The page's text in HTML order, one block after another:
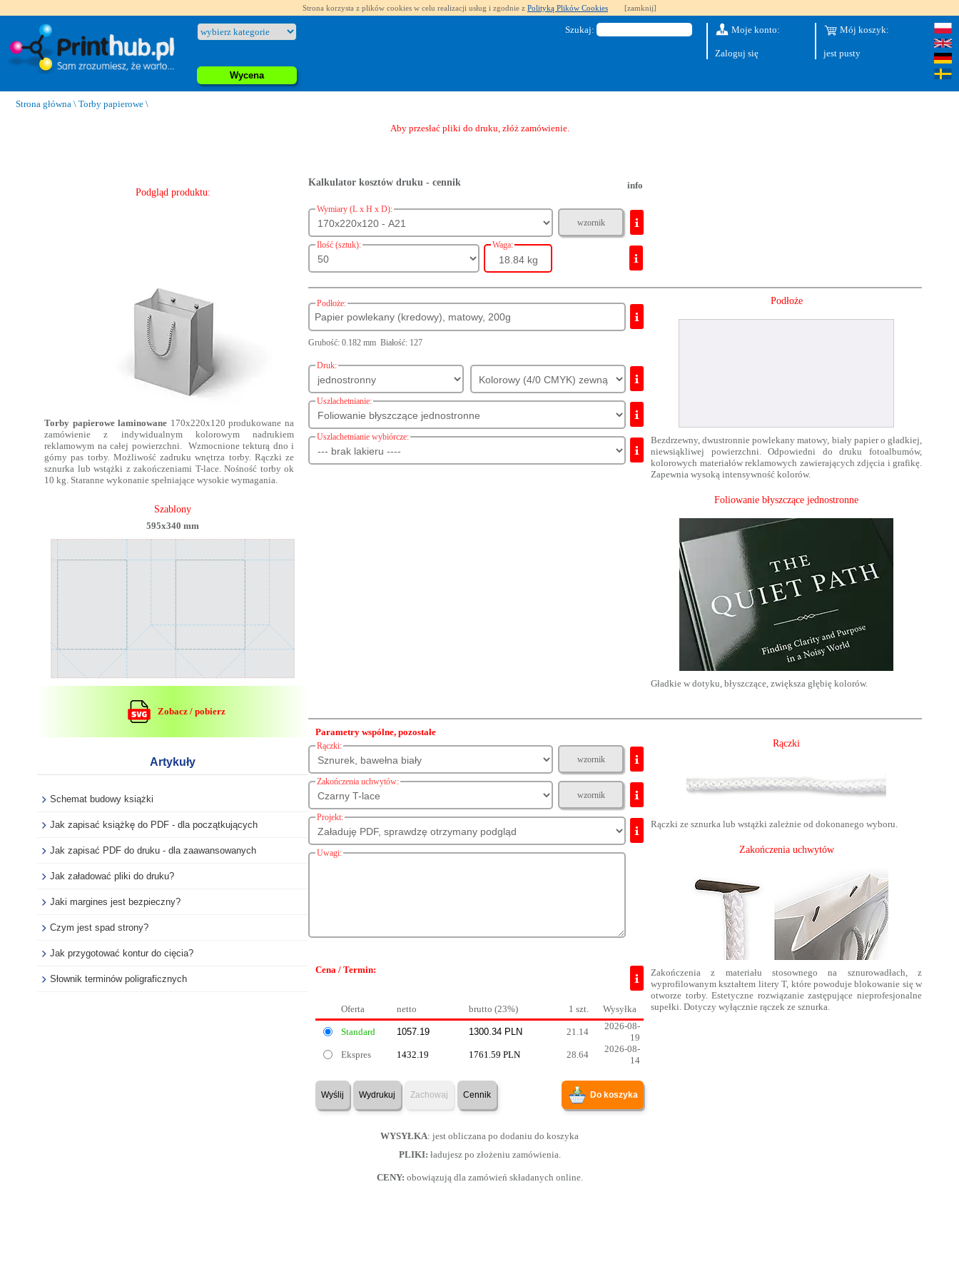
Strona korzysta z plików cookies w celu realizacji usług i zgodnie z Polityką Plików Cookies [zamknij]
Wycena
Szukaj: Moje konto:
Zaloguj się
Mój koszyk:
jest pusty
Strona główna \ Torby papierowe \
Aby przesłać pliki do druku, złóż zamówienie.
Podgląd produktu:
Torby papierowe laminowane 170x220x120 produkowane na
zamówienie z indywidualnym kolorowym nadrukiem
reklamowym na całej powierzchni. Wzmocnione tekturą dno i
górny pas torby. Możliwość zadruku wnętrza torby. Rączki ze
sznurka lub wstążki z zakończeniami T-lace. Nośność torby ok
10 kg. Staranne wykonanie spełniające wysokie wymagania.
Szablony
595x340 mm
Zobacz / pobierz
Artykuły
Schemat budowy książki
Jak zapisać książkę do PDF - dla początkujących
Jak zapisać PDF do druku - dla zaawansowanych
Jak załadować pliki do druku?
Jaki margines jest bezpieczny?
Czym jest spad strony?
Jak przygotować kontur do cięcia?
Słownik terminów poligraficznych
Kalkulator kosztów druku - cennik info
Wymiary (L x H x D):
wzornik
Ilość (sztuk): Waga:
18.84 kg
Podłoże:
Grubość: 0.182 mm Białość: 127
Druk:
Uszlachetnianie:
Uszlachetnianie wybiórcze:
Podłoże
Bezdrzewny, dwustronnie powlekany matowy, biały papier o gładkiej,
niewsiąkliwej powierzchni. Odpowiedni do druku fotoalbumów,
kolorowych materiałów reklamowych zawierających zdjęcia i grafikę.
Zapewnia wysoką intensywność kolorów.
Foliowanie błyszczące jednostronne
Gładkie w dotyku, błyszczące, zwiększa głębię kolorów.
Parametry wspólne, pozostałe
Rączki:
wzornik
Zakończenia uchwytów:
wzornik
Projekt:
Uwagi:
Rączki
Rączki ze sznurka lub wstążki zależnie od dokonanego wyboru.
Zakończenia uchwytów
Zakończenia z materiału stosownego na sznurowadłach, z
wyprofilowanym kształtem litery T, które powoduje blokowanie się w
otworze torby. Estetyczne rozwiązanie zastępujące nieprofesjonalne
supełki. Dotyczy wyłącznie rączek ze sznurka.
Cena / Termin:
Oferta netto brutto (23%) 1 szt. Wysyłka
Standard 21.14
2026-08-
19
Ekspres
1432.19 1761.59 PLN 28.64
2026-08-
14
Wyślij Wydrukuj Zachowaj Cennik Do koszyka
WYSYŁKA: jest obliczana po dodaniu do koszyka
PLIKI: ładujesz po złożeniu zamówienia.
CENY: obowiązują dla zamówień składanych online.